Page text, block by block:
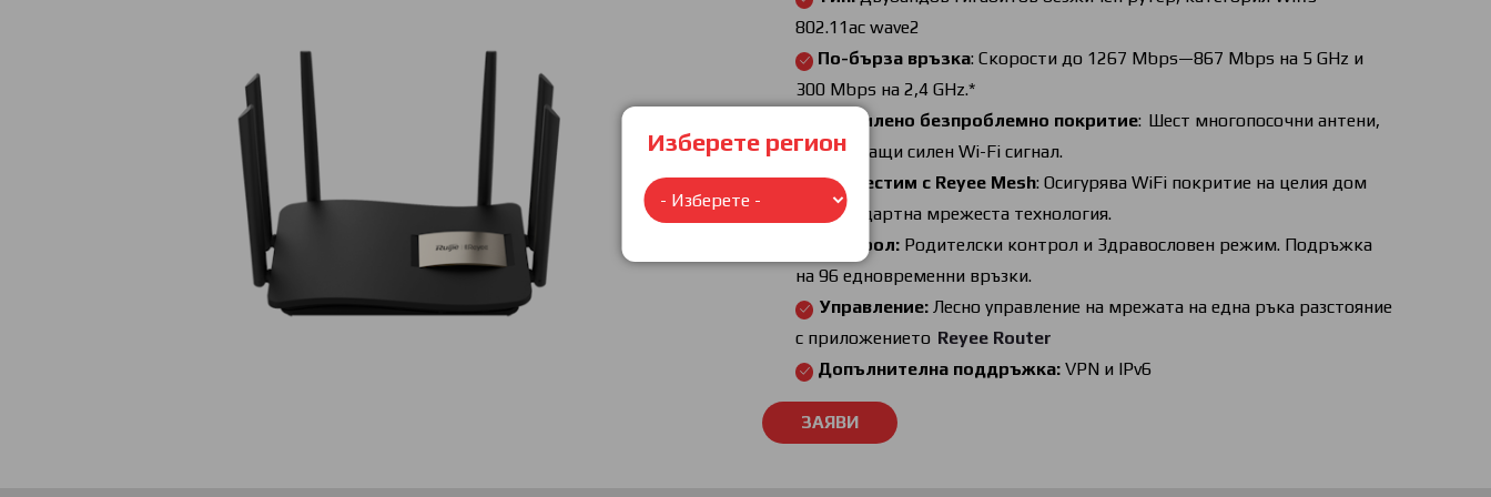
Изберете регион
802.11ac wave2
По-бързa връзкa: Скорости до 1267 Mbps—867 Mbps на 5 GHz и
300 Mbps на 2,4 GHz.*
Подсилено безпроблемно покритие: Шест многопосочни антени,
осигуряващи силен Wi-Fi сигнал.
Съвместим с Reyee Mesh: Осигурява WiFi покритие на целия дом
със стандартна мрежеста технология.
Контрол: Родителски контрол и Здравословен режим. Подръжка
на 96 едновременни връзки.
Управление: Лесно управление на мрежата на една ръка разстояние
с приложението Reyee Router
Допълнителна поддръжка: VPN и IPv6